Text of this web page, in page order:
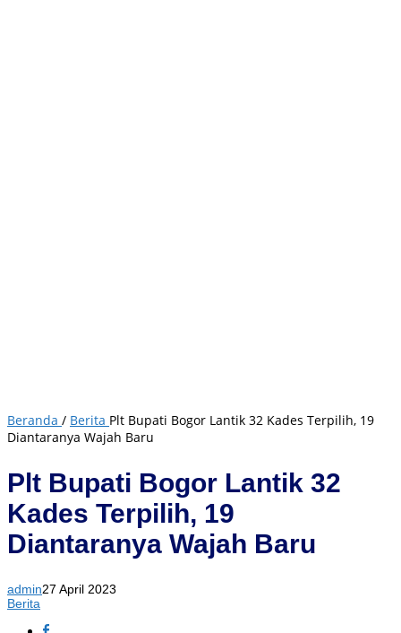
Beranda / Berita Plt Bupati Bogor Lantik 32 Kades Terpilih, 19
Diantaranya Wajah Baru
Plt Bupati Bogor Lantik 32
Kades Terpilih, 19
Diantaranya Wajah Baru
admin27 April 2023
Berita